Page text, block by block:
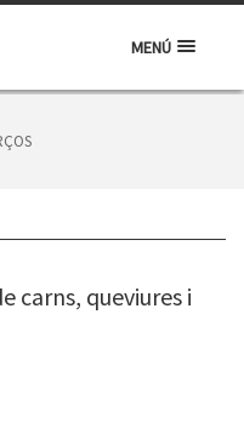
MENÚ
carns, queviures i